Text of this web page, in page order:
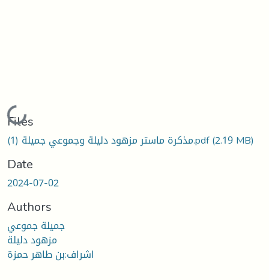
Loading...
Files
مذكرة ماستر مزهود دليلة وجموعي جميلة (1).pdf(2.19 MB)
Date
2024-07-02
Authors
جميلة جموعي
مزهود دليلة
اشراف:بن طاهر حمزة